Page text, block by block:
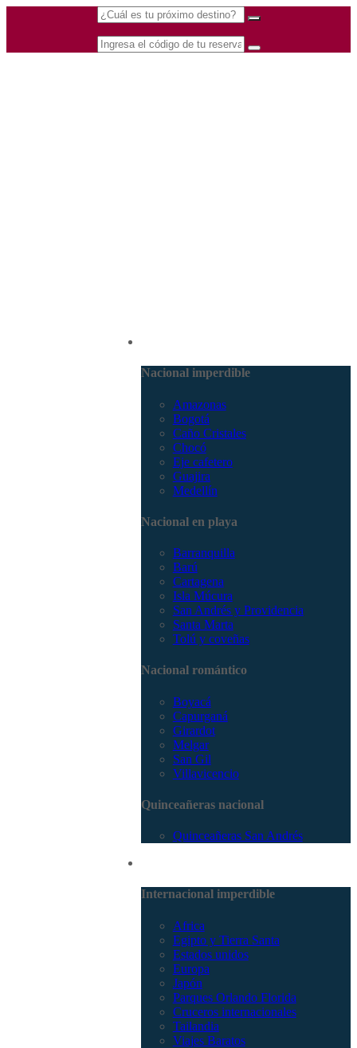
Nacional imperdible
Amazonas
Bogotá
Caño Cristales
Chocó
Eje cafetero
Guajira
Medellín
Nacional en playa
Barranquilla
Barú
Cartagena
Isla Múcura
San Andrés y Providencia
Santa Marta
Tolú y coveñas
Nacional romántico
Boyacá
Capurganá
Girardot
Melgar
San Gil
Villavicencio
Quinceañeras nacional
Quinceañeras San Andrés
Internacional imperdible
Africa
Egipto y Tierra Santa
Estados unidos
Europa
Japón
Parques Orlando Florida
Cruceros internacionales
Tailandia
Viajes Baratos